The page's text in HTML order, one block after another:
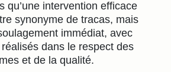
qu’une intervention efficace
synonyme de tracas, mais
immédiat, avec
dans le respect des
et de la qualité.